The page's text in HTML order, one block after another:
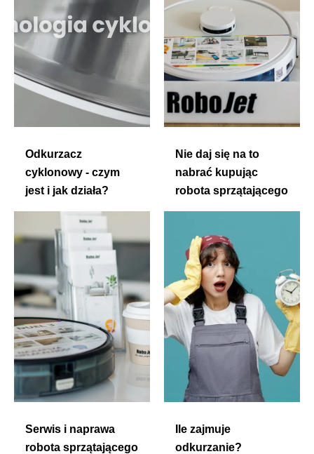
Odkurzacz
cyklonowy - czym
jest i jak działa?
Nie daj się na to
nabrać kupując
robota sprzątającego
Serwis i naprawa
robota sprzątającego
Ile zajmuje
odkurzanie?